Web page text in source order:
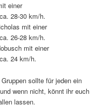
einer
28-30 km/h.
mit einer
26-28 km/h.
mit einer
24 km/h.
sollte für jeden ein
wenn nicht, könnt ihr euch
lassen.